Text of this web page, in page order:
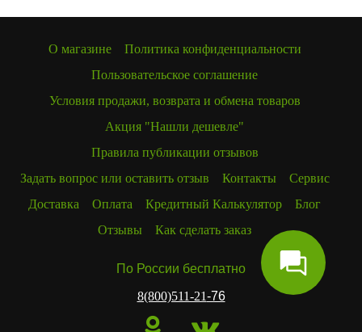
О магазине
Политика конфиденциальности
Пользовательское соглашение
Условия продажи, возврата и обмена товаров
Акция "Нашли дешевле"
Правила публикации отзывов
Задать вопрос или оставить отзыв
Контакты
Сервис
Доставка
Оплата Кредитный Калькулятор
Блог
Отзывы
Как сделать заказ
По России бесплатно
8(800)511-21-76